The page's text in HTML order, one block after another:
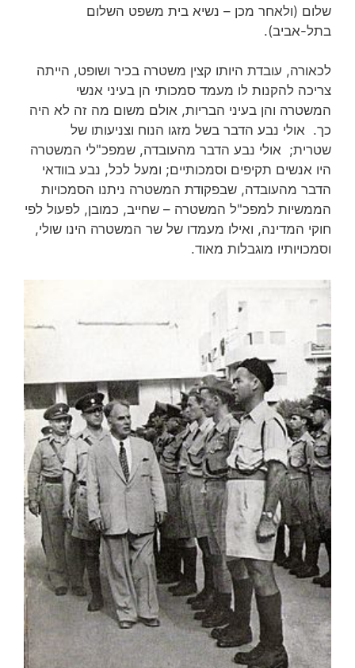
שלום (ולאחר מכן – נשיא בית משפט השלום
בתל-אביב).
לכאורה, עובדת היותו קצין משטרה בכיר ושופט, הייתה
צריכה להקנות לו מעמד סמכותי הן בעיני אנשי
המשטרה והן בעיני הבריות, אולם משום מה זה לא היה
כך. אולי נבע הדבר בשל מזגו הנוח וצניעותו של
שטרית; אולי נבע הדבר מהעובדה, שמפכ"לי המשטרה
היו אנשים תקיפים וסמכותיים; ומעל לכל, נבע בוודאי
הדבר מהעובדה, שבפקודת המשטרה ניתנו הסמכויות
הממשיות למפכ"ל המשטרה – שחייב, כמובן, לפעול לפי
חוקי המדינה, ואילו מעמדו של שר המשטרה הינו שולי,
וסמכויותיו מוגבלות מאוד.